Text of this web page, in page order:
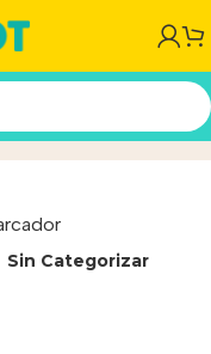
Sin Categorizar